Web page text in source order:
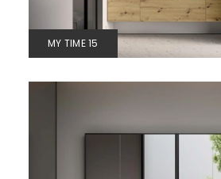
MY TIME 15